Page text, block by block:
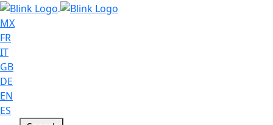
MX
FR
IT
GB
DE
EN
ES